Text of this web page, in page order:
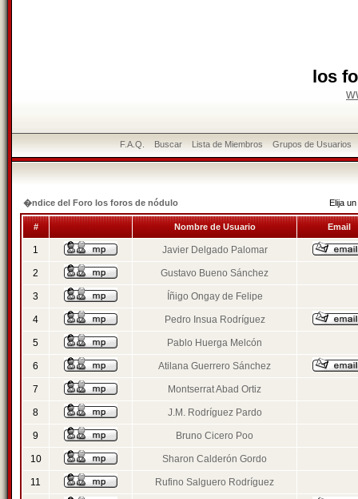
los
F.A.Q. Buscar Lista de Miembros Grupos de Usuarios
�ndice del Foro los foros de nódulo Elija
# Nombre de Usuario Email
1 Javier Delgado Palomar
2 Gustavo Bueno Sánchez
3 Íñigo Ongay de Felipe
4 Pedro Insua Rodríguez
5 Pablo Huerga Melcón
6 Atilana Guerrero Sánchez
7 Montserrat Abad Ortiz
8 J.M. Rodríguez Pardo
9 Bruno Cicero Poo
10 Sharon Calderón Gordo
11 Rufino Salguero Rodríguez